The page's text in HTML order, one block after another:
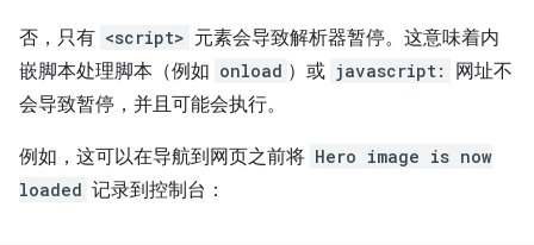
否，只有 <script> 元素会导致解析器暂停。这意味着内
嵌脚本处理脚本（例如 onload ）或 javascript:
网址不
会导致暂停，并且可能会执行。
例如，这可以在导航到网页之前将 Hero image is now
loaded 记录到控制台：